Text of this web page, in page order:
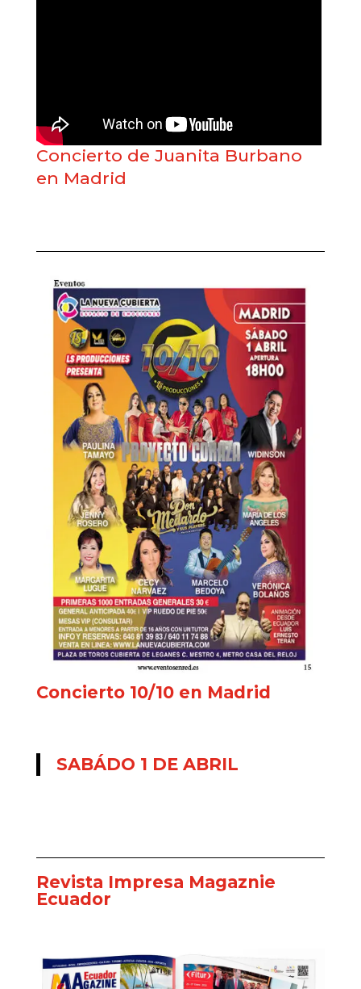
Concierto de Juanita Burbano
en Madrid
Concierto 10/10 en Madrid
SABÁDO 1 DE ABRIL
Revista Impresa Magaznie
Ecuador